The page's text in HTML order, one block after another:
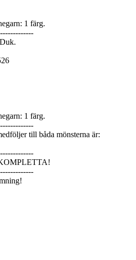
1 färg.
1 färg.
till båda mönsterna är: